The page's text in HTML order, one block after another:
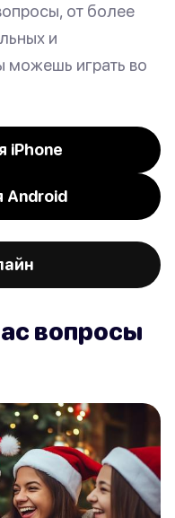
от более
и
можешь играть во
iPhone
Android
вопросы